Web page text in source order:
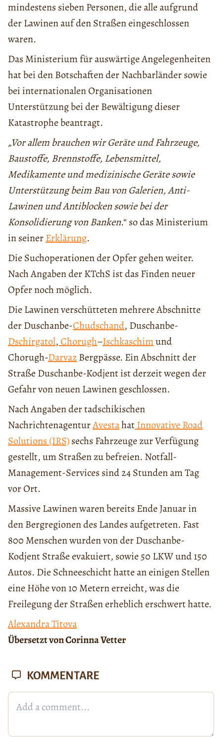
mindestens sieben Personen, die alle aufgrund
der Lawinen auf den Straßen eingeschlossen
waren.
Das Ministerium für auswärtige Angelegenheiten
hat bei den Botschaften der Nachbarländer sowie
bei internationalen Organisationen
Unterstützung bei der Bewältigung dieser
Katastrophe beantragt.
„Vor allem brauchen wir Geräte und Fahrzeuge,
Baustoffe, Brennstoffe, Lebensmittel,
Medikamente und medizinische Geräte sowie
Unterstützung beim Bau von Galerien, Anti-
Lawinen und Antiblocken sowie bei der
Konsolidierung von Banken.“ so das Ministerium
in seinerErklärung.
Die Suchoperationen der Opfer gehen weiter.
Nach Angaben der KTchS ist das Finden neuer
Opfer noch möglich.
Die Lawinen verschütteten mehrere Abschnitte
der Duschanbe-Chudschand, Duschanbe-
Dschirgatol,Chorugh–Ischkaschimund
Chorugh-DarvazBergpässe. Ein Abschnitt der
Straße Duschanbe-Kodjent ist derzeit wegen der
Gefahr von neuen Lawinen geschlossen.
Nach Angaben der tadschikischen
NachrichtenagenturAvestahatInnovative Road
Solutions (IRS)sechs Fahrzeuge zur Verfügung
gestellt, um Straßen zu befreien. Notfall-
Management-Services sind 24 Stunden am Tag
vor Ort.
Massive Lawinen waren bereits Ende Januar in
den Bergregionen des Landes aufgetreten. Fast
800 Menschen wurden von der Duschanbe-
Kodjent Straße evakuiert, sowie 50 LKW und 150
Autos. Die Schneeschicht hatte an einigen Stellen
eine Höhe von 10 Metern erreicht, was die
Freilegung der Straßen erheblich erschwert hatte.
Alexandra Titova
Übersetzt von Corinna Vetter
KOMMENTARE